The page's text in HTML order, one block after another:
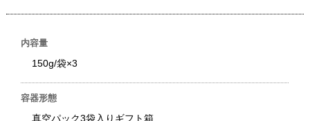
内容量
150g/袋×3
容器形態
真空パック3袋入りギフト箱